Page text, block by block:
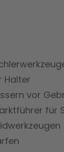
Halter
vor
für